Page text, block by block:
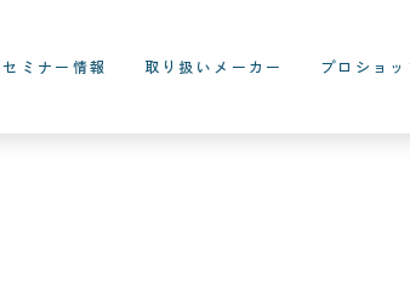
セミナー情報 取り扱いメーカー プロショッ